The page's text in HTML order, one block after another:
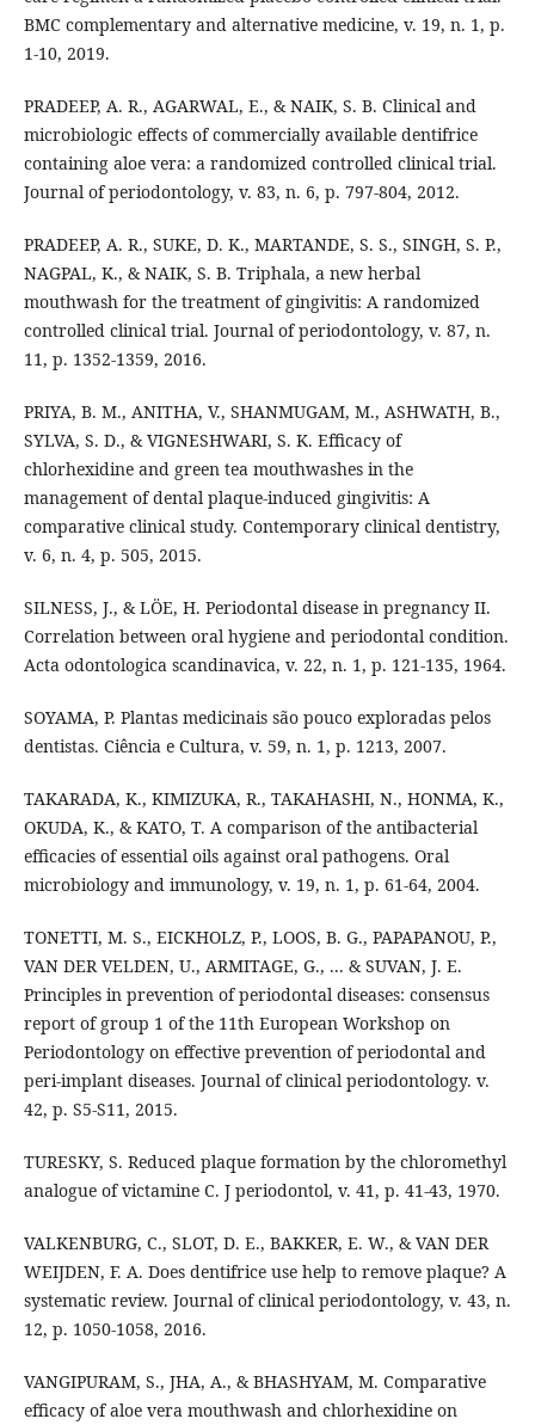
BMC complementary and alternative medicine, v. 19, n. 1, p.
1-10, 2019.
PRADEEP, A. R., AGARWAL, E., & NAIK, S. B. Clinical and
microbiologic effects of commercially available dentifrice
containing aloe vera: a randomized controlled clinical trial.
Journal of periodontology, v. 83, n. 6, p. 797-804, 2012.
PRADEEP, A. R., SUKE, D. K., MARTANDE, S. S., SINGH, S. P.,
NAGPAL, K., & NAIK, S. B. Triphala, a new herbal
mouthwash for the treatment of gingivitis: A randomized
controlled clinical trial. Journal of periodontology, v. 87, n.
11, p. 1352-1359, 2016.
PRIYA, B. M., ANITHA, V., SHANMUGAM, M., ASHWATH, B.,
SYLVA, S. D., & VIGNESHWARI, S. K. Efficacy of
chlorhexidine and green tea mouthwashes in the
management of dental plaque-induced gingivitis: A
comparative clinical study. Contemporary clinical dentistry,
v. 6, n. 4, p. 505, 2015.
SILNESS, J., & LÖE, H. Periodontal disease in pregnancy II.
Correlation between oral hygiene and periodontal condition.
Acta odontologica scandinavica, v. 22, n. 1, p. 121-135, 1964.
SOYAMA, P. Plantas medicinais são pouco exploradas pelos
dentistas. Ciência e Cultura, v. 59, n. 1, p. 1213, 2007.
TAKARADA, K., KIMIZUKA, R., TAKAHASHI, N., HONMA, K.,
OKUDA, K., & KATO, T. A comparison of the antibacterial
efficacies of essential oils against oral pathogens. Oral
microbiology and immunology, v. 19, n. 1, p. 61-64, 2004.
TONETTI, M. S., EICKHOLZ, P., LOOS, B. G., PAPAPANOU, P.,
VAN DER VELDEN, U., ARMITAGE, G., ... & SUVAN, J. E.
Principles in prevention of periodontal diseases: consensus
report of group 1 of the 11th European Workshop on
Periodontology on effective prevention of periodontal and
peri‐implant diseases. Journal of clinical periodontology. v.
42, p. S5-S11, 2015.
TURESKY, S. Reduced plaque formation by the chloromethyl
analogue of victamine C. J periodontol, v. 41, p. 41-43, 1970.
VALKENBURG, C., SLOT, D. E., BAKKER, E. W., & VAN DER
WEIJDEN, F. A. Does dentifrice use help to remove plaque? A
systematic review. Journal of clinical periodontology, v. 43, n.
12, p. 1050-1058, 2016.
VANGIPURAM, S., JHA, A., & BHASHYAM, M. Comparative
efficacy of aloe vera mouthwash and chlorhexidine on